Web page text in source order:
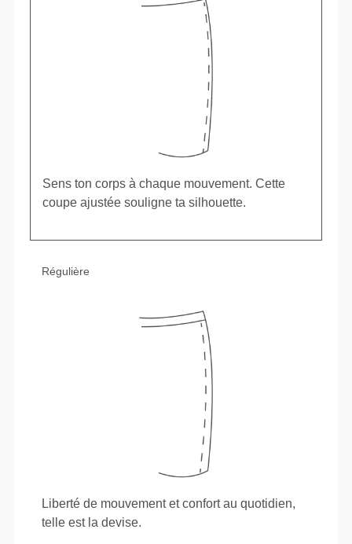
Sens ton corps à chaque mouvement. Cette
coupe ajustée souligne ta silhouette.
Régulière
Liberté de mouvement et confort au quotidien,
telle est la devise.